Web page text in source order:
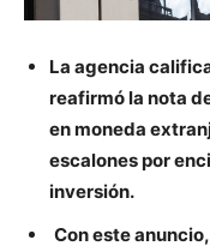
La agencia
reafirmó la nota
en moneda
escalones por
inversión.
Con este